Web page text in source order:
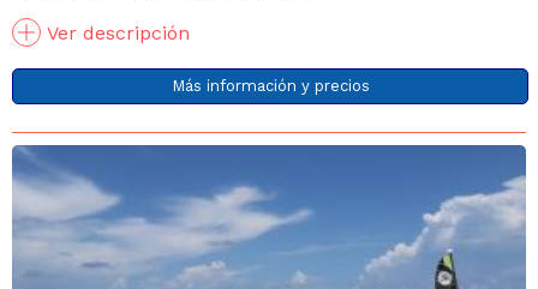
Ver descripción
Más información y precios